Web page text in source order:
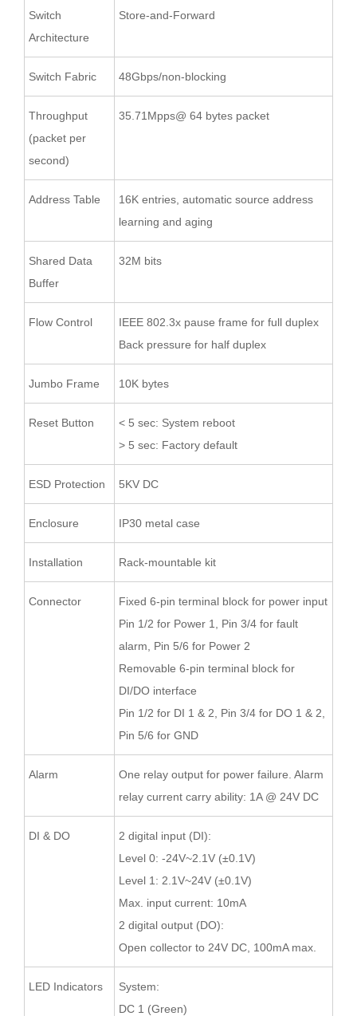
Switch
Architecture
Store-and-Forward
Switch Fabric 48Gbps/non-blocking
Throughput
(packet per
second)
35.71Mpps@ 64 bytes packet
Address Table
16K entries, automatic source address
learning and aging
Shared Data
Buffer
32M bits
Flow Control
IEEE 802.3x pause frame for full duplex
Back pressure for half duplex
Jumbo Frame 10K bytes
Reset Button
< 5 sec: System reboot
> 5 sec: Factory default
ESD Protection 5KV DC
Enclosure IP30 metal case
Installation Rack-mountable kit
Connector
Fixed 6-pin terminal block for power input
Pin 1/2 for Power 1, Pin 3/4 for fault
alarm, Pin 5/6 for Power 2
Removable 6-pin terminal block for
DI/DO interface
Pin 1/2 for DI 1 & 2, Pin 3/4 for DO 1 & 2,
Pin 5/6 for GND
Alarm
One relay output for power failure. Alarm
relay current carry ability: 1A @ 24V DC
DI & DO
2 digital input (DI):
Level 0: -24V~2.1V (±0.1V)
Level 1: 2.1V~24V (±0.1V)
Max. input current: 10mA
2 digital output (DO):
Open collector to 24V DC, 100mA max.
LED Indicators
System:
DC 1 (Green)